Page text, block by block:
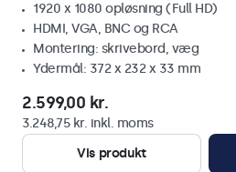
1920 x 1080 opløsning (Full HD)
HDMI, VGA, BNC og RCA
Montering: skrivebord, væg
Ydermål: 372 x 232 x 33 mm
2.599,00 kr.
3.248,75 kr. inkl. moms
Vis produkt